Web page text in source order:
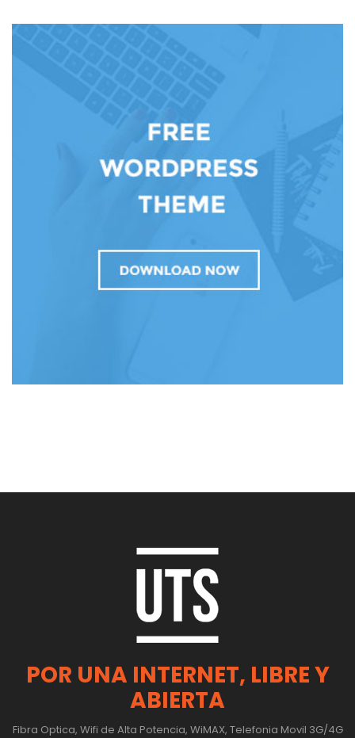
POR UNA INTERNET, LIBRE Y
ABIERTA
Fibra Optica, Wifi de Alta Potencia, WiMAX, Telefonia Movil 3G/4G